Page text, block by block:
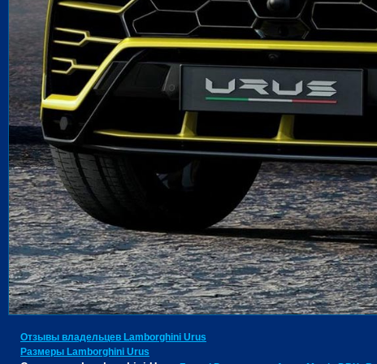
Отзывы владельцев Lamborghini Urus
Размеры Lamborghini Urus